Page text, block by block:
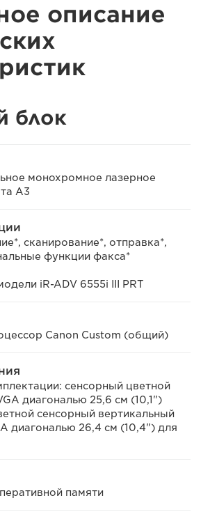
описание
блок
монохромное лазерное
A3
сканирование*, отправка*,
функции факса*
iR-ADV 6555i III PRT
Canon Custom (общий)
сенсорный цветной
диагональю 25,6 см (10,1")
сенсорный вертикальный
диагональю 26,4 см (10,4") для
памяти